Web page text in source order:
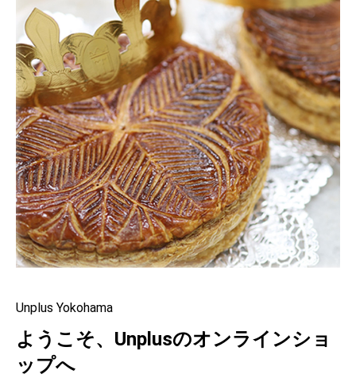
Unplus Yokohama
ようこそ、Unplusのオンラインショ
ップへ